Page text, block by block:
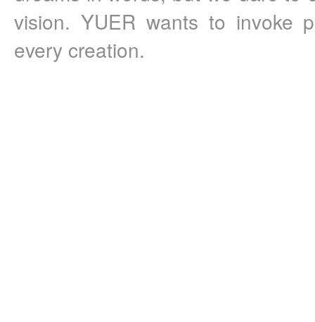
vision. YUER wants to invoke
every creation.